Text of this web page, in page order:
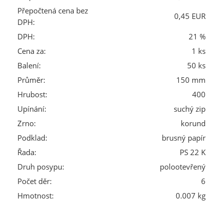
Přepočtená cena bez
DPH:
0,45 EUR
DPH:
21 %
Cena za:
1 ks
Balení:
50 ks
Průměr:
150 mm
Hrubost:
400
Upínání:
suchý zip
Zrno:
korund
Podklad:
brusný papír
Řada:
PS 22 K
Druh posypu:
polootevřený
Počet děr:
6
Hmotnost:
0.007 kg